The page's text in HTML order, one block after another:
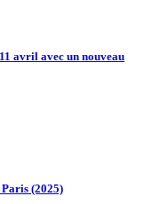
avril avec un nouveau
(2025)